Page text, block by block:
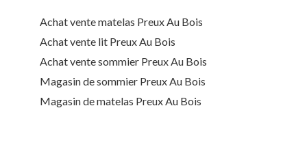
Achat vente matelas Preux Au Bois
Achat vente lit Preux Au Bois
Achat vente sommier Preux Au Bois
Magasin de sommier Preux Au Bois
Magasin de matelas Preux Au Bois